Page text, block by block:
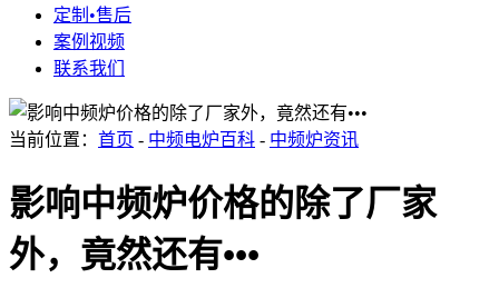
定制•售后
案例视频
联系我们
当前位置： 首页 - 中频电炉百科 - 中频炉资讯
影响中频炉价格的除了厂家
外，竟然还有•••